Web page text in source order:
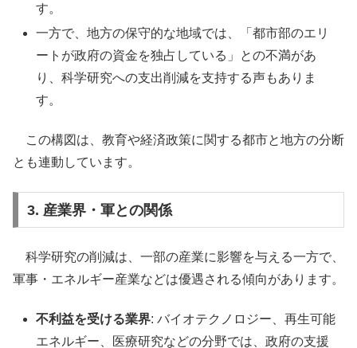
す。
一方で、地方の保守的な地域では、「都市部のエリ
ートが政府の資金を独占している」との不満があ
り、科学研究への支出削減を支持する声もありま
す。
この構図は、教育や経済政策に関する都市と地方の分断
とも連動しています。
3. 産業界・軍との関係
科学研究の削減は、一部の産業に影響を与える一方で、
軍事・エネルギー産業などは優遇される傾向があります。
不利益を受ける業界: バイオテクノロジー、再生可能
エネルギー、医療研究などの分野では、政府の支援